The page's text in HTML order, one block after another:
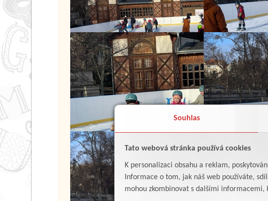
Souhlas
Tato webová stránka používá cookies
K personalizaci obsahu a reklam,
Informace o tom, jak náš web používáte,
mohou zkombinovat s dalšími informacemi,